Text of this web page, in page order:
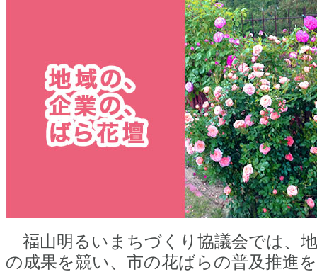
福山明るいまちづくり協議会では、
の成果を競い、市の花ばらの普及推進